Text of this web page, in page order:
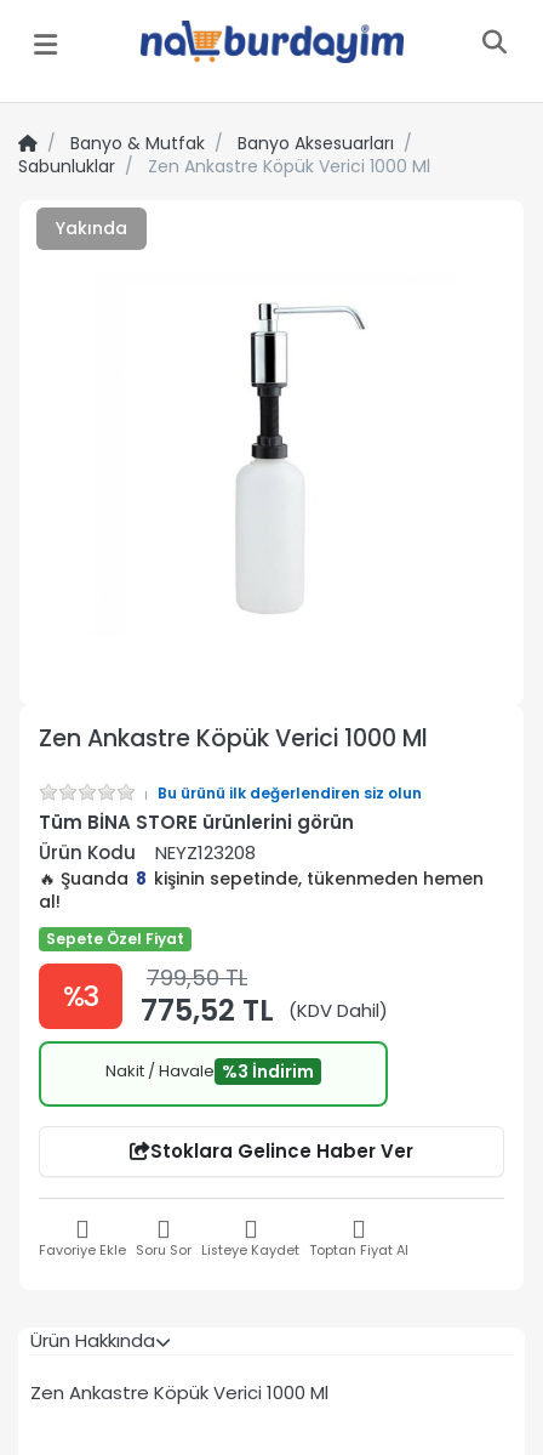
Menü
Banyo & Mutfak
Banyo Aksesuarları
Sabunluklar
Zen Ankastre Köpük Verici 1000 Ml
Yakında
Zen Ankastre Köpük Verici 1000 Ml
Bu ürünü ilk değerlendiren siz olun
Tüm BİNA STORE ürünlerini görün
Ürün Kodu
NEYZ123208
🔥 Şuanda 8 kişinin sepetinde, tükenmeden hemen
al!
Sepete Özel Fiyat
%3 799,50 TL
775,52 TL (KDV Dahil)
Nakit / Havale %3 İndirim
Stoklara Gelince Haber Ver
Favoriye Ekle Soru Sor Listeye Kaydet Toptan Fiyat Al
Ürün Hakkında
Zen Ankastre Köpük Verici 1000 Ml